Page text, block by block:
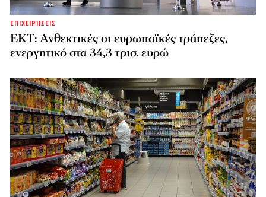
ΕΠΙΧΕΙΡΗΣΕΙΣ
ΕΚΤ: Ανθεκτικές οι ευρωπαϊκές τράπεζες,
ενεργητικό στα 34,3 τρισ. ευρώ